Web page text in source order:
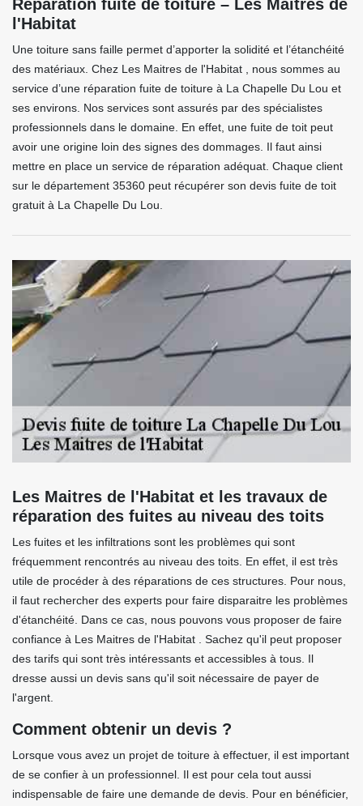
Réparation fuite de toiture – Les Maitres de
l'Habitat
Une toiture sans faille permet d’apporter la solidité et l’étanchéité
des matériaux. Chez Les Maitres de l'Habitat , nous sommes au
service d’une réparation fuite de toiture à La Chapelle Du Lou et
ses environs. Nos services sont assurés par des spécialistes
professionnels dans le domaine. En effet, une fuite de toit peut
avoir une origine loin des signes des dommages. Il faut ainsi
mettre en place un service de réparation adéquat. Chaque client
sur le département 35360 peut récupérer son devis fuite de toit
gratuit à La Chapelle Du Lou.
Les Maitres de l'Habitat et les travaux de
réparation des fuites au niveau des toits
Les fuites et les infiltrations sont les problèmes qui sont
fréquemment rencontrés au niveau des toits. En effet, il est très
utile de procéder à des réparations de ces structures. Pour nous,
il faut rechercher des experts pour faire disparaitre les problèmes
d'étanchéité. Dans ce cas, nous pouvons vous proposer de faire
confiance à Les Maitres de l'Habitat . Sachez qu'il peut proposer
des tarifs qui sont très intéressants et accessibles à tous. Il
dresse aussi un devis sans qu'il soit nécessaire de payer de
l'argent.
Comment obtenir un devis ?
Lorsque vous avez un projet de toiture à effectuer, il est important
de se confier à un professionnel. Il est pour cela tout aussi
indispensable de faire une demande de devis. Pour en bénéficier,